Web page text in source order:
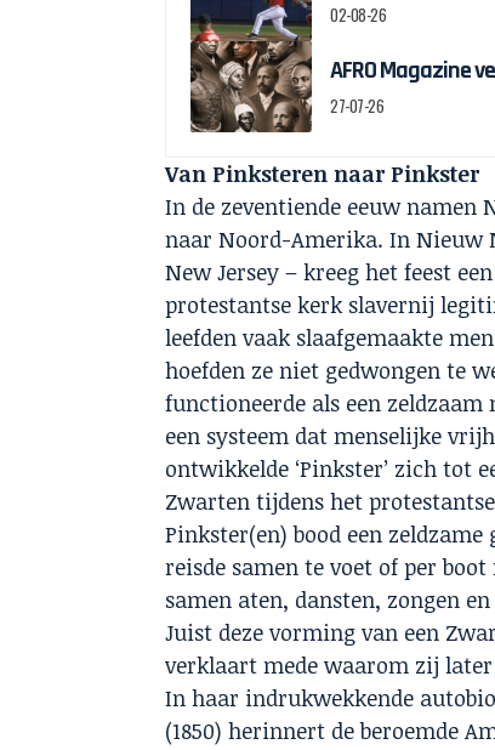
02-08-26
AFRO Magazine
27-07-26
Van Pinksteren naar Pinkster
In de zeventiende eeuw namen
naar Noord-Amerika. In Nieuw
New Jersey – kreeg het feest
protestantse kerk slavernij
leefden vaak slaafgemaakte
hoefden ze niet gedwongen te
functioneerde als een
een systeem dat menselijke
ontwikkelde ‘Pinkster’ zich tot
Zwarten tijdens het
Pinkster(en) bood een
reisde samen te voet of per
samen aten, dansten, zongen
Juist deze vorming van een
verklaart mede waarom zij later
In haar indrukwekkende
(1850) herinnert de beroemde